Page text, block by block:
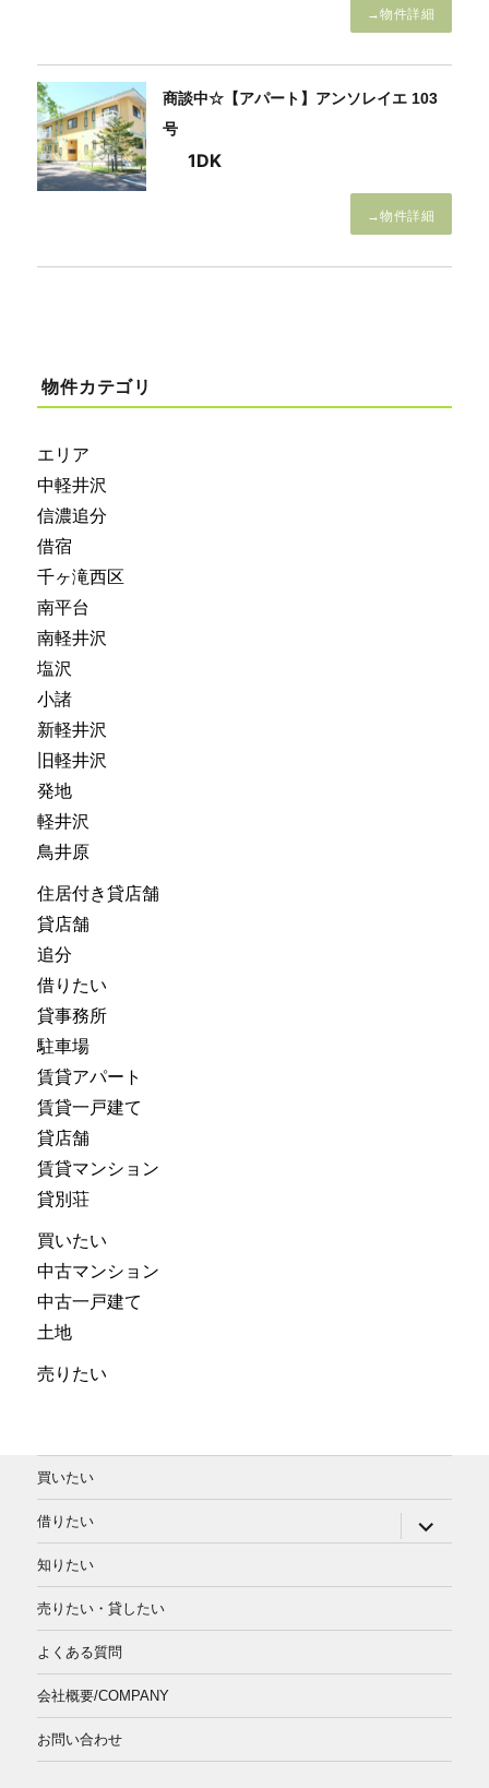
→物件詳細
商談中☆【アパート】アンソレイエ 103
号
1DK
→物件詳細
物件カテゴリ
エリア
中軽井沢
信濃追分
借宿
千ヶ滝西区
南平台
南軽井沢
塩沢
小諸
新軽井沢
旧軽井沢
発地
軽井沢
鳥井原
住居付き貸店舗
貸店舗
追分
借りたい
貸事務所
駐車場
賃貸アパート
賃貸一戸建て
貸店舗
賃貸マンション
貸別荘
買いたい
中古マンション
中古一戸建て
土地
売りたい
買いたい
借りたい
ブ
ュ
を
知りたい
売りたい・貸したい
よくある質問
会社概要/COMPANY
お問い合わせ